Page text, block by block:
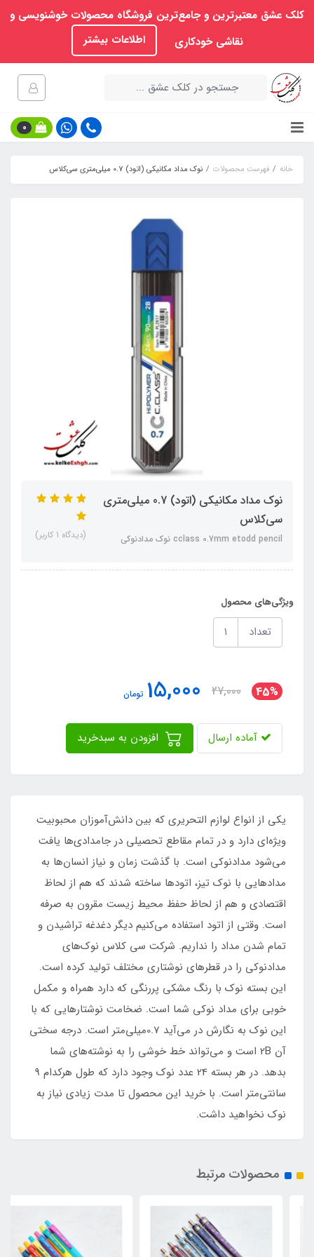
کلک عشق معتبرترین و جامع‌ترین فروشگاه محصولات خوشنویسی و
نقاشی خودکاری
اطلاعات بیشتر
0
خانه فهرست محصولات نوک مداد مکانیکی (اتود) 0.7 میلی‌متری سی‌کلاس
نوک مداد مکانیکی (اتود) 0.7 میلی‌متری
سی‌کلاس
cclass 0.7mm etodd pencil نوک مدادنوکی (دیدگاه 1 کاربر)
ویژگی‌های محصول
تعداد
45%
27,000
15,000 تومان
آماده ارسال
یکی از انواع لوازم التحریری که بین دانش‌آموزان محبوبیت
ویژه‌ای دارد و در تمام مقاطع تحصیلی در جامدادی‌ها یافت
می‌شود مدادنوکی است. با گذشت زمان و نیاز انسان‌ها به
مدادهایی با نوک تیز، اتودها ساخته شدند که هم از لحاظ
اقتصادی و هم از لحاظ حفظ محیط زیست مقرون به صرفه
است. وقتی از اتود استفاده می‌کنیم دیگر دغدغه تراشیدن و
تمام شدن مداد را نداریم. شرکت سی کلاس نوک‌های
مدادنوکی را در قطرهای نوشتاری مختلف تولید کرده است.
این بسته نوک با رنگ مشکی پررنگی که دارد همراه و مکمل
خوبی برای مداد نوکی شما است. ضخامت نوشتارهایی که با
این نوک به نگارش در می‌آید 0.7میلی‌متر است. درجه سختی
آن 2B است و می‌تواند خط خوشی را به نوشته‌های شما
بدهد. در هر بسته 24 عدد نوک وجود دارد که طول هرکدام 9
سانتی‌متر است. با خرید این محصول تا مدت زیادی نیاز به
نوک نخواهید داشت.
محصولات مرتبط